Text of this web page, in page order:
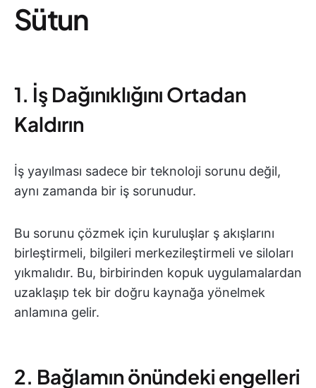
Sütun
1. İş Dağınıklığını Ortadan
Kaldırın
İş yayılması sadece bir teknoloji sorunu değil,
aynı zamanda bir iş sorunudur.
Bu sorunu çözmek için kuruluşlar ş akışlarını
birleştirmeli, bilgileri merkezileştirmeli ve siloları
yıkmalıdır. Bu, birbirinden kopuk uygulamalardan
uzaklaşıp tek bir doğru kaynağa yönelmek
anlamına gelir.
2. Bağlamın önündeki engelleri